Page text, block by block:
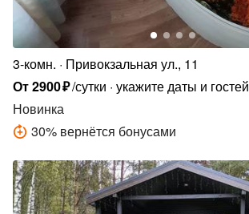
3-комн.
Привокзальная ул., 11
От2900₽/сутки укажите даты и гостей
Новинка
30% вернётся бонусами